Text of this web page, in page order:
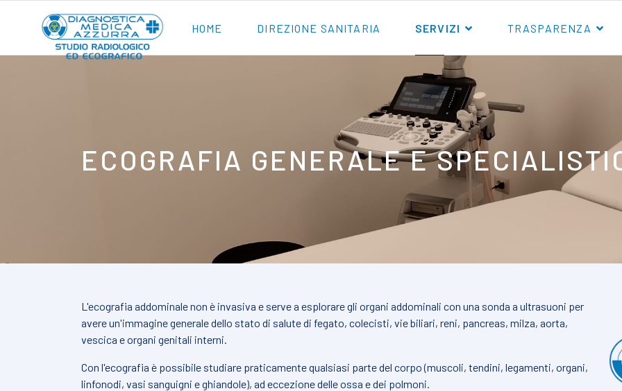
HOME DIREZIONE SANITARIA SERVIZI TRASPARENZA
ECOGRAFIA GENERALE E
L'ecografia addominale non è invasiva e serve a esplorare gli organi addominali con una sonda a ultrasuoni per
avere un'immagine generale dello stato di salute di fegato, colecisti, vie biliari, reni, pancreas, milza, aorta,
vescica e organi genitali interni.
Con l'ecografia è possibile studiare praticamente qualsiasi parte del corpo (muscoli, tendini, legamenti, organi,
linfonodi, vasi sanguigni e ghiandole), ad eccezione delle ossa e dei polmoni.